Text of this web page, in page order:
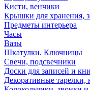
Кисти, венчики
Крышки для хранения,
Предметы интерьера
Часы
Вазы
Шкатулки. Ключницы
Свечи, подсвечники
Доски для записей и
Декоративные